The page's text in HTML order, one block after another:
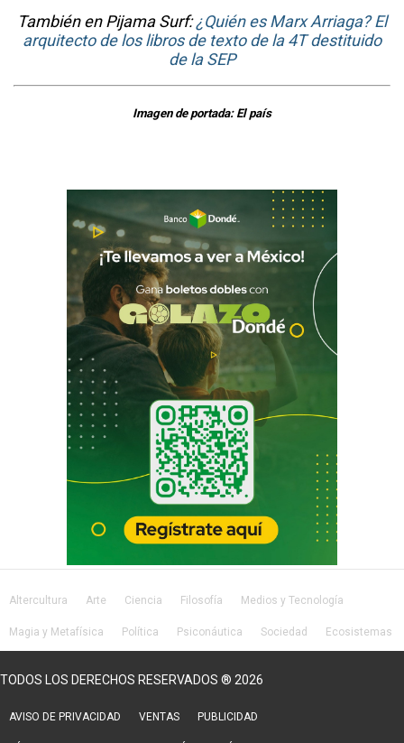
También en Pijama Surf:¿Quién es Marx Arriaga? El
arquitecto de los libros de texto de la 4T destituido
de la SEP
Imagen de portada: El país
Altercultura Arte Ciencia Filosofía Medios y Tecnología
Magia y Metafísica Política Psiconáutica Sociedad Ecosistemas
TODOS LOS DERECHOS RESERVADOS ® 2026
AVISO DE PRIVACIDAD VENTAS PUBLICIDAD